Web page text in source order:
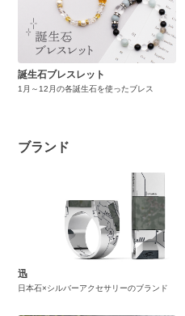
誕生石ブレスレット
1月～12月の各誕生石を使ったブレス
ブランド
迅
日本石×シルバーアクセサリーのブランド